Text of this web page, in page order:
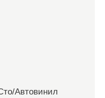
Автовинил